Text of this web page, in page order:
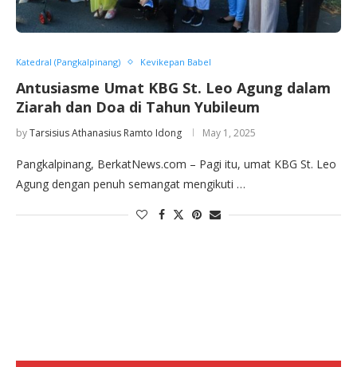
Katedral (Pangkalpinang) Kevikepan Babel
Antusiasme Umat KBG St. Leo Agung dalam
Ziarah dan Doa di Tahun Yubileum
byTarsisius Athanasius Ramto Idong May 1, 2025
Pangkalpinang, BerkatNews.com – Pagi itu, umat KBG St. Leo
Agung dengan penuh semangat mengikuti …